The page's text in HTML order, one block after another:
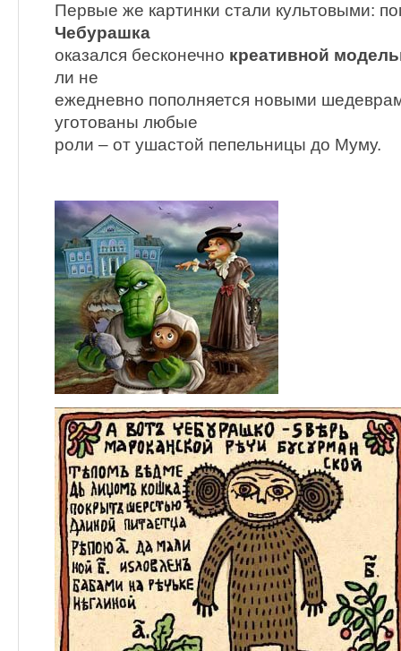
Первые же картинки стали культовыми:
Чебурашка
оказался бесконечно креативной
ли не
ежедневно пополняется новыми
уготованы любые
роли – от ушастой пепельницы до Муму.